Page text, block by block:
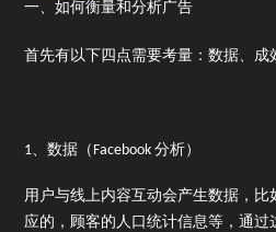
一、如何衡量和分析广告
首先有以下四点需要考量：数据、成
1、数据（Facebook 分析）
用户与线上内容互动会产生数据，比
应的，顾客的人口统计信息等，通